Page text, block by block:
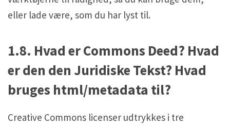
eller lade være, som du har lyst til.
1.8. Hvad er Commons Deed? Hvad
er den den Juridiske Tekst? Hvad
bruges html/metadata til?
Creative Commons licenser udtrykkes i tre